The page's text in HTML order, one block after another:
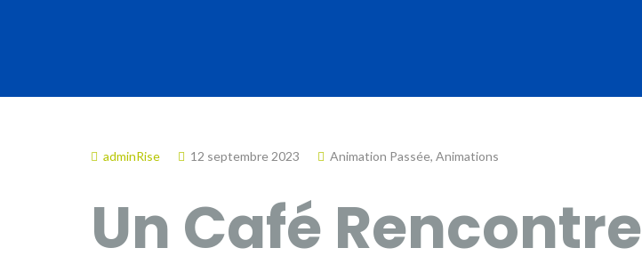
adminRise 12 septembre 2023 Animation Passée, Animations
Un Café Rencontre